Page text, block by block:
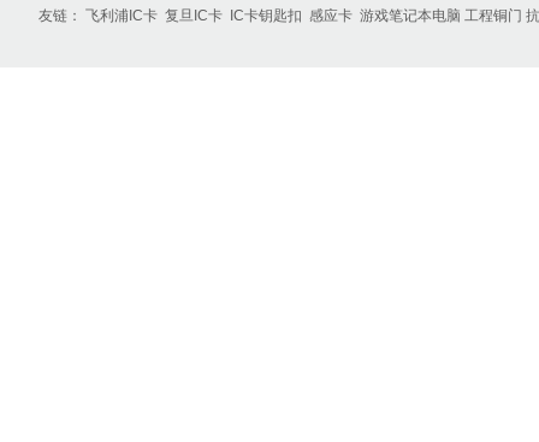
友链： 飞利浦IC卡 复旦IC卡 IC卡钥匙扣 感应卡 游戏笔记本电脑 工程铜门